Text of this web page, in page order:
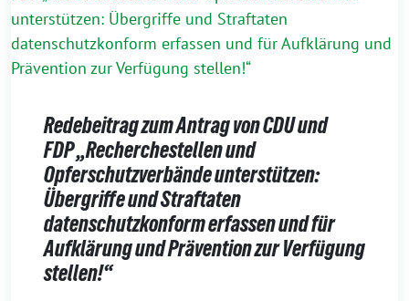
Redebeitrag zum Antrag von CDU und
FDP „Recherchestellen und
Opferschutzverbände unterstützen:
Übergriffe und Straftaten
datenschutzkonform erfassen und für
Aufklärung und Prävention zur Verfügung
stellen!“